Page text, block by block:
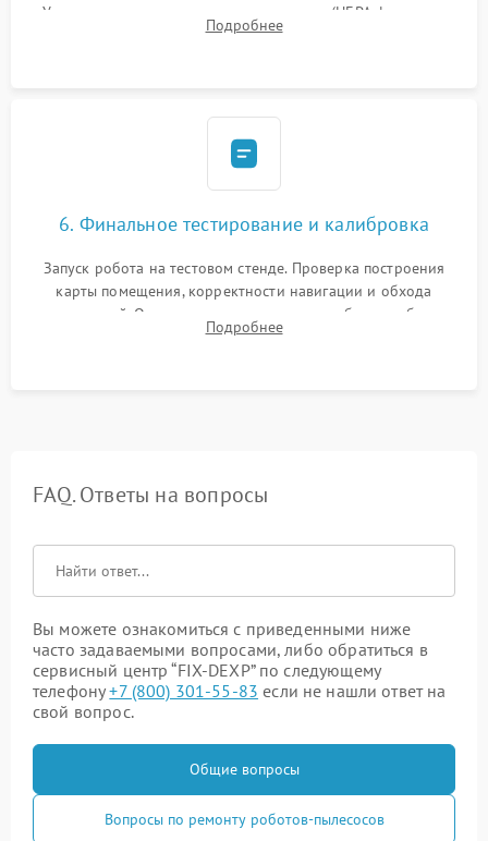
Установка новых расходных материалов (HEPA-фильтров,
микрофибры, щеток). Надежная фиксация разъемов и
Подробнее
6. Финальное тестирование и калибровка
Запуск робота на тестовом стенде. Проверка построения
карты помещения, корректности навигации и обхода
препятствий. Оценка силы всасывания и работы турбины.
Тестирование автоматического возврата на док-станцию и
Подробнее
FAQ. Ответы на вопросы
Вы можете ознакомиться с приведенными ниже
часто задаваемыми вопросами, либо обратиться в
сервисный центр “FIX-DEXP” по следующему
телефону+7 (800) 301-55-83 если не нашли ответ на
свой вопрос.
Общие вопросы
Вопросы по ремонту роботов-пылесосов